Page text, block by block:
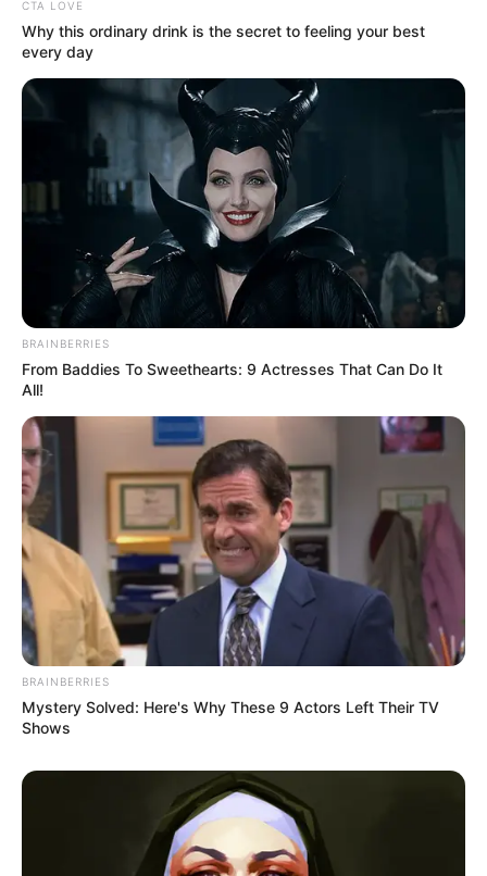
CTA LOVE
Why this ordinary drink is the secret to feeling your best
every day
BRAINBERRIES
From Baddies To Sweethearts: 9 Actresses That Can Do It
All!
BRAINBERRIES
Mystery Solved: Here's Why These 9 Actors Left Their TV
Shows